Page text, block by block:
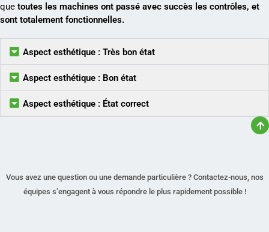
que toutes les machines ont passé avec succès les contrôles, et
sont totalement fonctionnelles.
Aspect esthétique : Très bon état
Aspect esthétique : Bon état
Aspect esthétique : État correct
Vous avez une question ou une demande particulière ? Contactez-nous, nos
équipes s’engagent à vous répondre le plus rapidement possible !